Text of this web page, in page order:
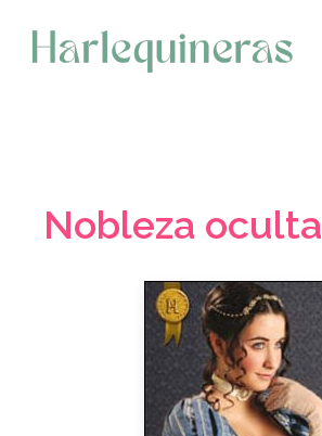
contenido
Nobleza oculta